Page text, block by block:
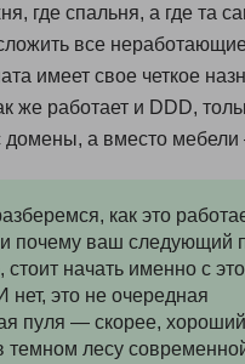
где спальня, а где та
все
имеет свое четкое
же работает и DDD,
домены, а вместо
как это
и почему ваш следующий
начать именно с
нет, это не очередная
пуля — скорее, хороший
темном лесу